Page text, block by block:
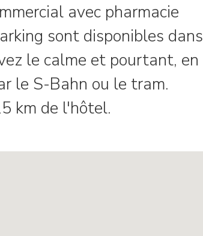
avec pharmacie
sont disponibles dans
le calme et pourtant, en
le S-Bahn ou le tram.
km de l'hôtel.